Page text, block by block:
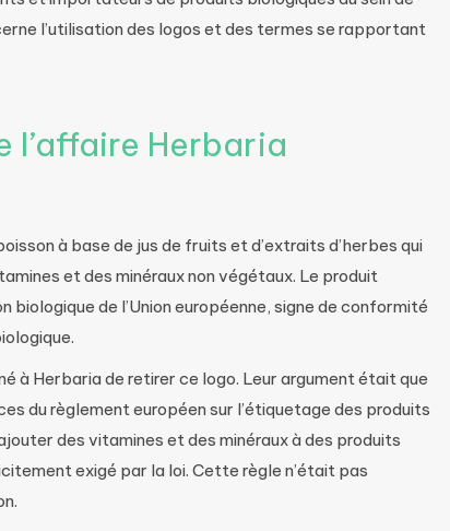
l’utilisation des logos et des termes se rapportant
l’affaire Herbaria
à base de jus de fruits et d’extraits d’herbes qui
et des minéraux non végétaux. Le produit
de l’Union européenne, signe de conformité
à Herbaria de retirer ce logo. Leur argument était que
du règlement européen sur l’étiquetage des produits
des vitamines et des minéraux à des produits
exigé par la loi. Cette règle n’était pas